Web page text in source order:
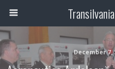
December 7,